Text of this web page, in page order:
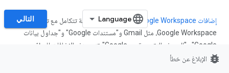
إضافات Google Workspace
هي تطبيقات مخصّصة تتكامل مع تطبيقات
Google Workspace، مثل Gmail و"مستندات Google" و"جداول بيانات
Google" و"العروض التقديمية من Google". تتيح هذه الإضافات للمطوّرين
التالي
bug_report الإبلاغ عن خطأ